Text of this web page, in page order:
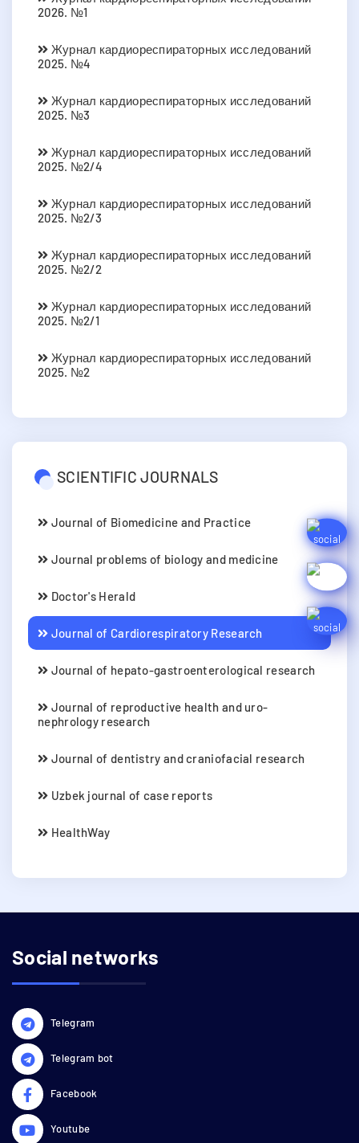
2026. №1
Журнал кардиореспираторных исследований
2025. №4
Журнал кардиореспираторных исследований
2025. №3
Журнал кардиореспираторных исследований
2025. №2/4
Журнал кардиореспираторных исследований
2025. №2/3
Журнал кардиореспираторных исследований
2025. №2/2
Журнал кардиореспираторных исследований
2025. №2/1
Журнал кардиореспираторных исследований
2025. №2
SCIENTIFIC JOURNALS
Journal of Biomedicine and Practice
Journal problems of biology and medicine
Doctor's Herald
Journal of Cardiorespiratory Research
Journal of hepato-gastroenterological research
Journal of reproductive health and uro-
nephrology research
Journal of dentistry and craniofacial research
Uzbek journal of case reports
HealthWay
Social networks
Telegram
Telegram bot
Facebook
Youtube